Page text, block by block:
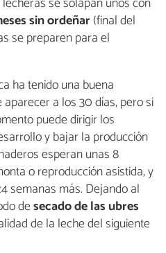
sin ordeñar(final del
se preparen para el
ha tenido una buena
a los 30 días, pero si
puede dirigir los
y bajar la producción
esperan unas 8
o reproducción asistida, y
semanas más. Dejando al
desecado de las ubres
de la leche del siguiente